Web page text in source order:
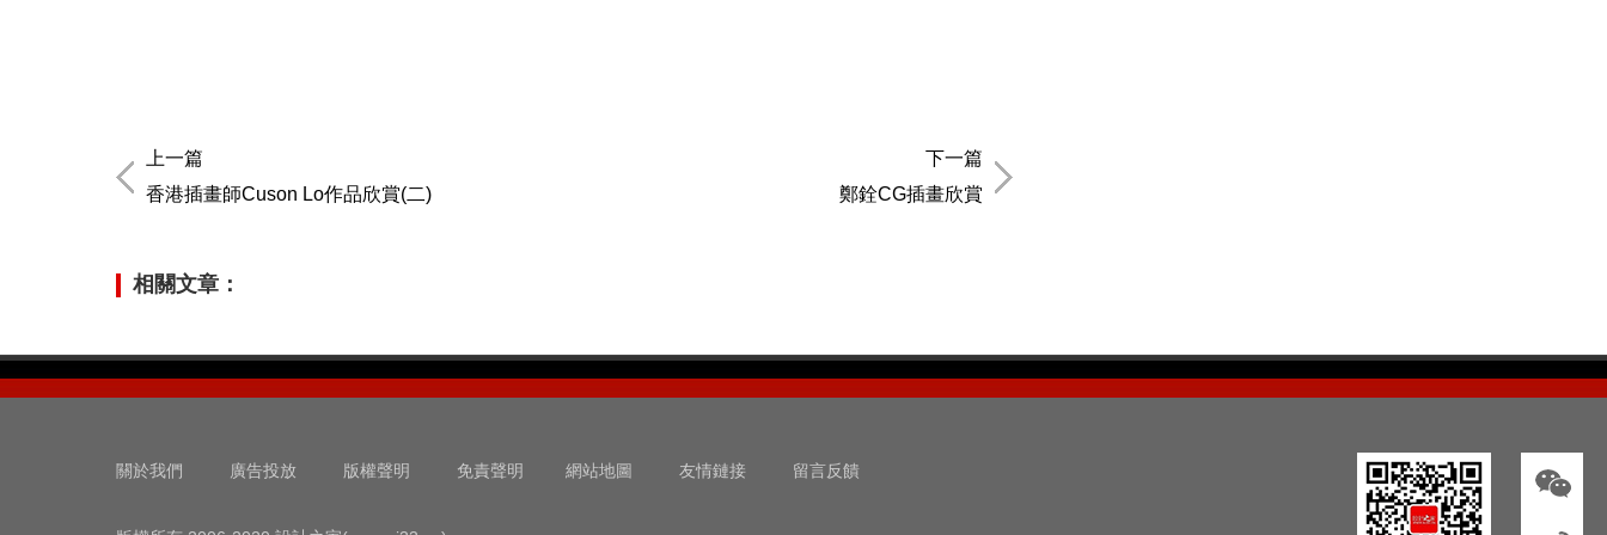
上一篇
香港插畫師Cuson Lo作品欣賞(二)
下一篇
鄭銓CG插畫欣賞
相關文章：
關於我們 廣告投放 版權聲明 免責聲明 網站地圖 友情鏈接 留言反饋